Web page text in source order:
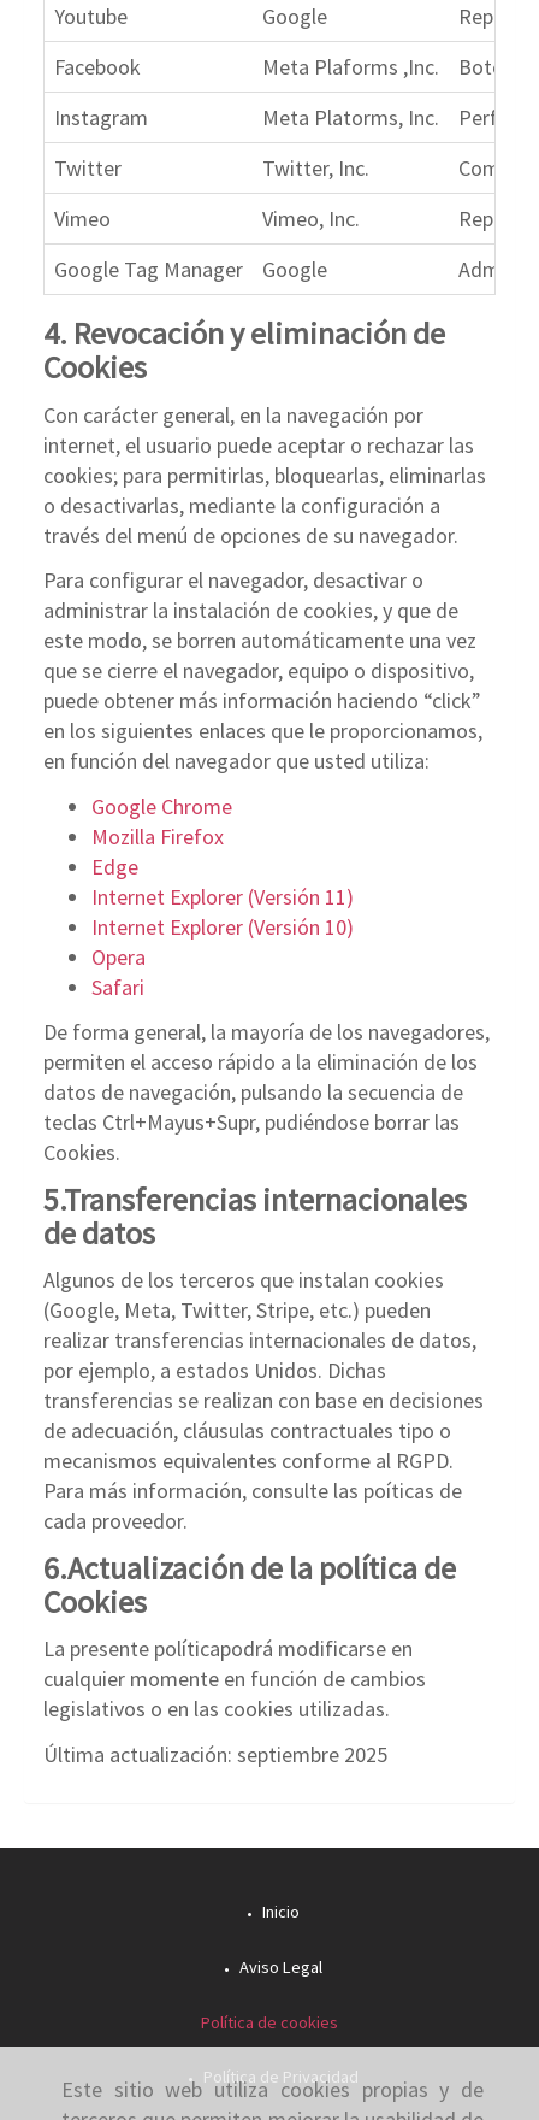
Este sitio web utiliza cookies propias y de
Youtube
Google
Facebook
Meta Plaforms ,Inc.
Botón
Instagram
Meta Platorms, Inc.
Perfil
Twitter
Twitter, Inc.
Vimeo
Vimeo, Inc.
Google Tag Manager
Google
4. Revocación y eliminación de
Cookies
Con carácter general, en la navegación por
internet, el usuario puede aceptar o rechazar las
cookies; para permitirlas, bloquearlas, eliminarlas
o desactivarlas, mediante la configuración a
través del menú de opciones de su navegador.
Para configurar el navegador, desactivar o
administrar la instalación de cookies, y que de
este modo, se borren automáticamente una vez
que se cierre el navegador, equipo o dispositivo,
puede obtener más información haciendo “click”
en los siguientes enlaces que le proporcionamos,
en función del navegador que usted utiliza:
Google Chrome
Mozilla Firefox
Edge
Internet Explorer (Versión 11)
Internet Explorer (Versión 10)
Opera
Safari
De forma general, la mayoría de los navegadores,
permiten el acceso rápido a la eliminación de los
datos de navegación, pulsando la secuencia de
teclas Ctrl+Mayus+Supr, pudiéndose borrar las
Cookies.
5.Transferencias internacionales
de datos
Algunos de los terceros que instalan cookies
(Google, Meta, Twitter, Stripe, etc.) pueden
realizar transferencias internacionales de datos,
por ejemplo, a estados Unidos. Dichas
transferencias se realizan con base en decisiones
de adecuación, cláusulas contractuales tipo o
mecanismos equivalentes conforme al RGPD.
Para más información, consulte las poíticas de
cada proveedor.
6.Actualización de la política de
Cookies
La presente políticapodrá modificarse en
cualquier momente en función de cambios
legislativos o en las cookies utilizadas.
Última actualización: septiembre 2025
Inicio
Aviso Legal
Política de cookies
Política de Privacidad